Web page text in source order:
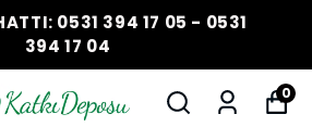
0531 394 17 05 - 0531
394 17 04
0